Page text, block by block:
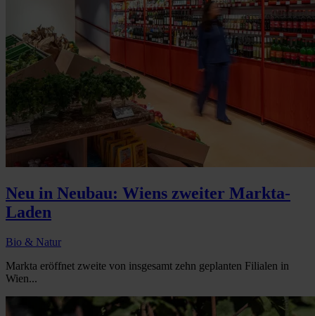
Neu in Neubau: Wiens zweiter Markta-
Laden
Bio & Natur
Markta eröffnet zweite von insgesamt zehn geplanten Filialen in
Wien...